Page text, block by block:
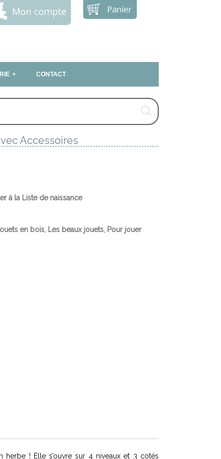
CONTACT
Accessoires
à la Liste de naissance
en bois Les beaux jouets Pour jouer
herbe ! Elle s’ouvre sur 4 niveaux et 3 cotés